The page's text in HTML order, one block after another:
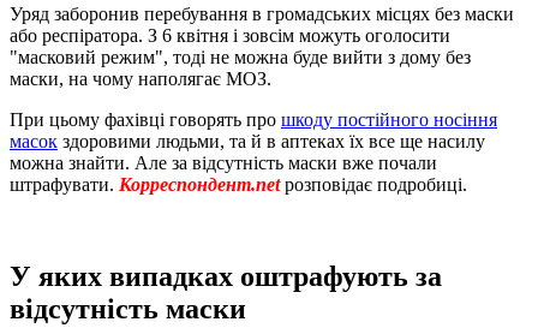
Уряд заборонив перебування в громадських місцях без маски
або респіратора. З 6 квітня і зовсім можуть оголосити
"масковий режим", тоді не можна буде вийти з дому без
маски, на чому наполягає МОЗ.
При цьому фахівці говорять про шкоду постійного носіння
масок здоровими людьми, та й в аптеках їх все ще насилу
можна знайти. Але за відсутність маски вже почали
штрафувати. Корреспондент.netрозповідає подробиці.
У яких випадках оштрафують за
відсутність маски